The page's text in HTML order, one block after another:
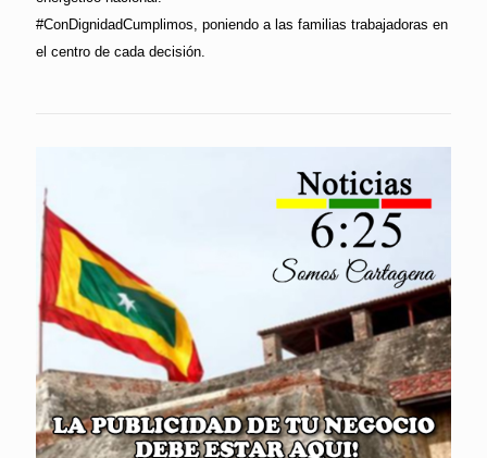
#ConDignidadCumplimos, poniendo a las familias trabajadoras en
el centro de cada decisión.